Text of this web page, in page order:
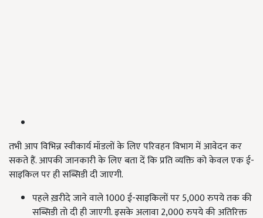
तभी आप विभिन्न स्वीकार्य मॉडलों के लिए परिवहन विभाग में आवेदन कर
सकते हैं. आपकी जानकारी के लिए बता दें कि प्रति व्यक्ति को केवल एक ई-
साइकिल पर ही सब्सिडी दी जाएगी.
पहले ख़रीदे जाने वाले 1000 ई-साइकिलों पर 5,000 रुपये तक की
सब्सिडी तो दी ही जाएगी. इसके अलावा 2,000 रुपये की अतिरिक्त